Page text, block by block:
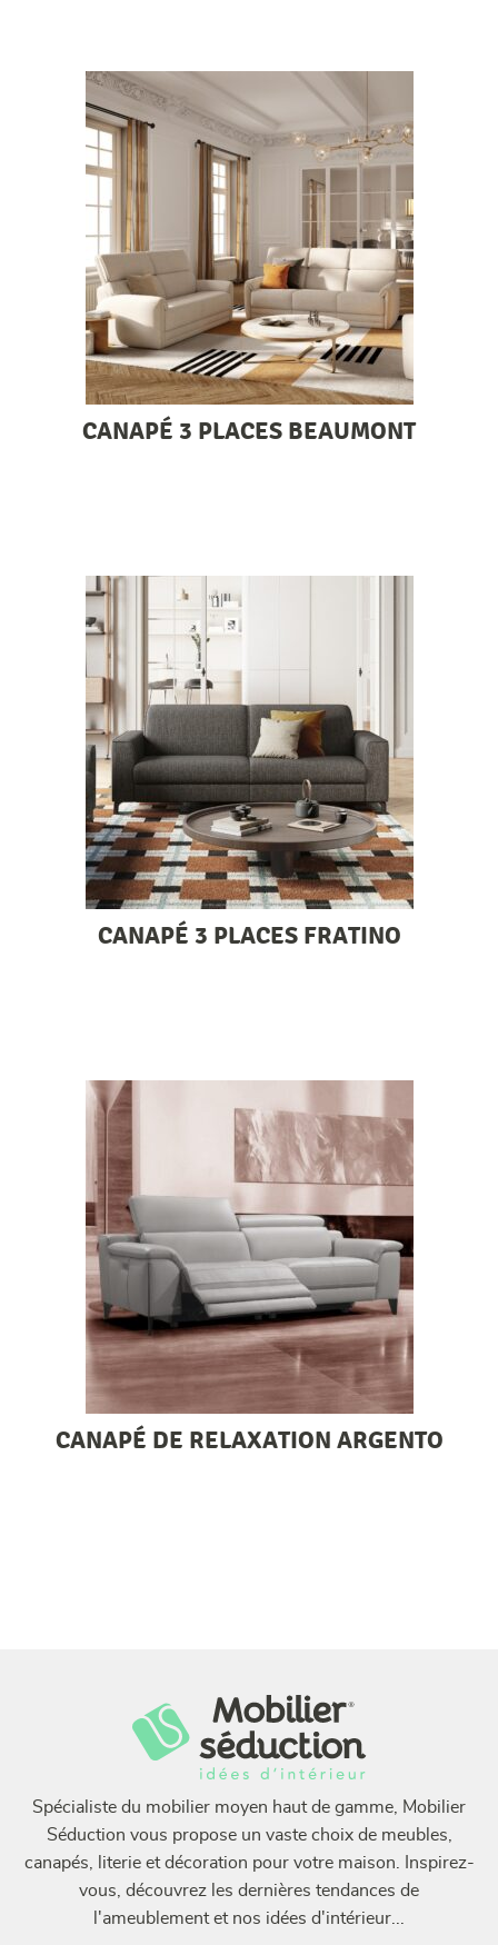
CANAPÉ 3 PLACES BEAUMONT
CANAPÉ 3 PLACES FRATINO
CANAPÉ DE RELAXATION ARGENTO
Spécialiste du mobilier moyen haut de gamme, Mobilier
Séduction vous propose un vaste choix de meubles,
canapés, literie et décoration pour votre maison. Inspirez-
vous, découvrez les dernières tendances de
l'ameublement et nos idées d'intérieur...